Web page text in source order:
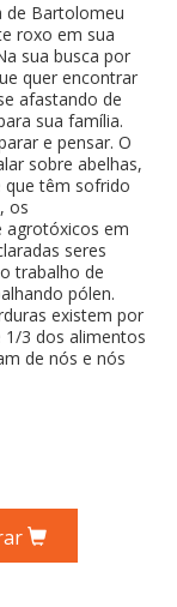
de Bartolomeu
roxo em sua
sua busca por
quer encontrar
afastando de
sua família.
e pensar. O
sobre abelhas,
que têm sofrido
os
agrotóxicos em
seres
trabalho de
pólen.
existem por
1/3 dos alimentos
de nós e nós